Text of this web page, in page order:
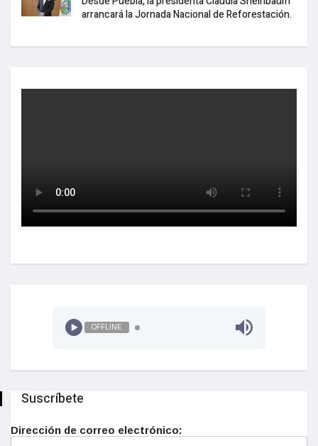
arrancará la Jornada Nacional de Reforestación.
OFFLINE
Suscríbete
Dirección de correo electrónico: